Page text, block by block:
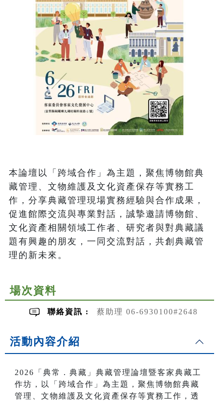
本論壇以「跨域合作」為主題，聚焦博物館典
藏管理、文物維護及文化資產保存等實務工
作，分享典藏管理現場實務經驗與合作成果，
促進館際交流與專業對話，誠摯邀請博物館、
文化資產相關領域工作者、研究者與對典藏議
題有興趣的朋友，一同交流對話，共創典藏管
理的新未來。
場次資料
聯絡資訊 : 蔡助理 06-6930100#2648
活動內容介紹
2026「典常．典藏」典藏管理論壇暨客家典藏工
作坊，以「跨域合作」為主題，聚焦博物館典藏
管理、文物維護及文化資產保存等實務工作，透